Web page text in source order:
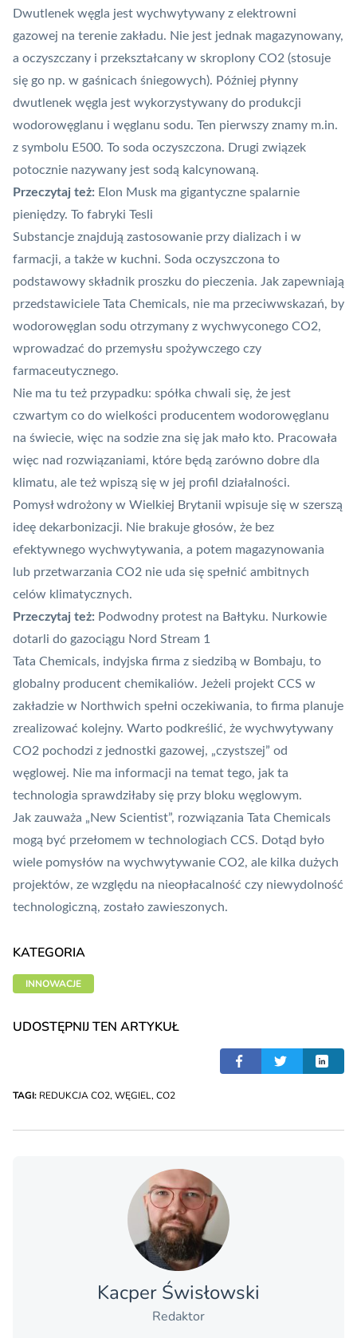
Dwutlenek węgla jest wychwytywany z elektrowni
gazowej na terenie zakładu. Nie jest jednak magazynowany,
a oczyszczany i przekształcany w skroplony CO2 (stosuje
się go np. w gaśnicach śniegowych). Później płynny
dwutlenek węgla jest wykorzystywany do produkcji
wodorowęglanu i węglanu sodu. Ten pierwszy znamy m.in.
z symbolu E500. To soda oczyszczona. Drugi związek
potocznie nazywany jest sodą kalcynowaną.
Przeczytaj też: Elon Musk ma gigantyczne spalarnie
pieniędzy. To fabryki Tesli
Substancje znajdują zastosowanie przy dializach i w
farmacji, a także w kuchni. Soda oczyszczona to
podstawowy składnik proszku do pieczenia. Jak zapewniają
przedstawiciele Tata Chemicals, nie ma przeciwwskazań, by
wodorowęglan sodu otrzymany z wychwyconego CO2,
wprowadzać do przemysłu spożywczego czy
farmaceutycznego.
Nie ma tu też przypadku: spółka chwali się, że jest
czwartym co do wielkości producentem wodorowęglanu
na świecie, więc na sodzie zna się jak mało kto. Pracowała
więc nad rozwiązaniami, które będą zarówno dobre dla
klimatu, ale też wpiszą się w jej profil działalności.
Pomysł wdrożony w Wielkiej Brytanii wpisuje się w szerszą
ideę dekarbonizacji. Nie brakuje głosów, że bez
efektywnego wychwytywania, a potem magazynowania
lub przetwarzania CO2 nie uda się spełnić ambitnych
celów klimatycznych.
Przeczytaj też: Podwodny protest na Bałtyku. Nurkowie
dotarli do gazociągu Nord Stream 1
Tata Chemicals, indyjska firma z siedzibą w Bombaju, to
globalny producent chemikaliów. Jeżeli projekt CCS w
zakładzie w Northwich spełni oczekiwania, to firma planuje
zrealizować kolejny. Warto podkreślić, że wychwytywany
CO2 pochodzi z jednostki gazowej, „czystszej” od
węglowej. Nie ma informacji na temat tego, jak ta
technologia sprawdziłaby się przy bloku węglowym.
Jak zauważa „New Scientist”, rozwiązania Tata Chemicals
mogą być przełomem w technologiach CCS. Dotąd było
wiele pomysłów na wychwytywanie CO2, ale kilka dużych
projektów, ze względu na nieopłacalność czy niewydolność
technologiczną, zostało zawieszonych.
KATEGORIA
INNOWACJE
UDOSTĘPNIJ TEN ARTYKUŁ
TAGI: REDUKCJA CO2, WĘGIEL, CO2
Kacper Świsło­wski
Redaktor